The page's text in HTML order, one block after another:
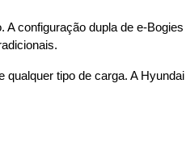
configuração dupla de e-
tipo de carga. A